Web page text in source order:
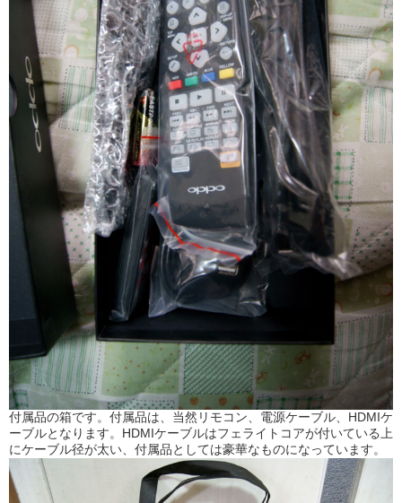
付属品の箱です。付属品は、当然リモコン、電源ケーブル、HDMIケ
ーブルとなります。HDMIケーブルはフェライトコアが付いている上
にケーブル径が太い、付属品としては豪華なものになっています。